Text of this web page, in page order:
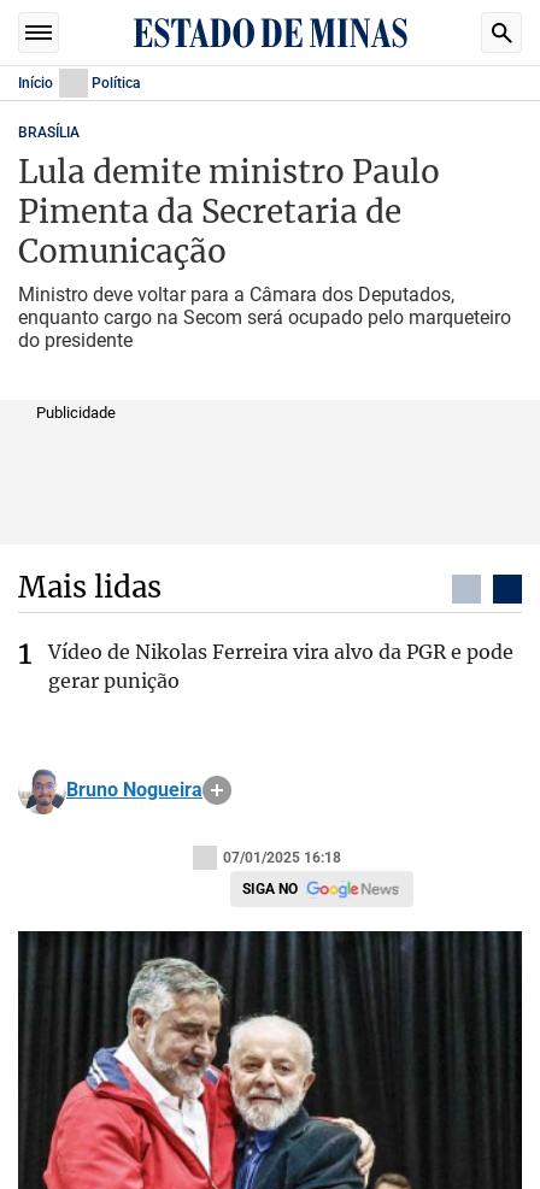
Início Política
BRASÍLIA
Lula demite ministro Paulo
Pimenta da Secretaria de
Comunicação
Ministro deve voltar para a Câmara dos Deputados,
enquanto cargo na Secom será ocupado pelo marqueteiro
do presidente
Publicidade
Mais lidas
Vídeo de Nikolas Ferreira vira alvo da PGR e pode
gerar punição
Bruno Nogueira
07/01/2025 16:18
SIGA NO